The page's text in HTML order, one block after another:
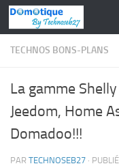
Skip to content
TECHNOS BONS-PLANS
La gamme
Jeedom, Home
Domadoo!!!
PAR TECHNOSEB27 · PUBLIÉ